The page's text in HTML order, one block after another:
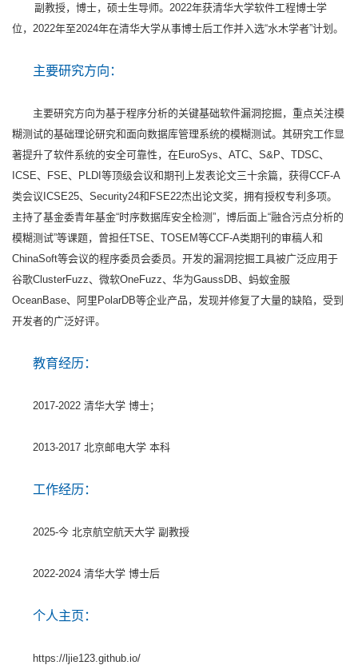
副教授，博士，硕士生导师。2022年获清华大学软件工程博士学
位，2022年至2024年在清华大学从事博士后工作并入选“水木学者”计划。
主要研究方向：
主要研究方向为基于程序分析的关键基础软件漏洞挖掘，重点关注模
糊测试的基础理论研究和面向数据库管理系统的模糊测试。其研究工作显
著提升了软件系统的安全可靠性，在EuroSys、ATC、S&P、TDSC、
ICSE、FSE、PLDI等顶级会议和期刊上发表论文三十余篇，获得CCF-A
类会议ICSE25、Security24和FSE22杰出论文奖，拥有授权专利多项。
主持了基金委青年基金“时序数据库安全检测”，博后面上“融合污点分析的
模糊测试”等课题，曾担任TSE、TOSEM等CCF-A类期刊的审稿人和
ChinaSoft等会议的程序委员会委员。开发的漏洞挖掘工具被广泛应用于
谷歌ClusterFuzz、微软OneFuzz、华为GaussDB、蚂蚁金服
OceanBase、阿里PolarDB等企业产品，发现并修复了大量的缺陷，受到
开发者的广泛好评。
教育经历：
2017-2022 清华大学 博士；
2013-2017 北京邮电大学 本科
工作经历：
2025-今 北京航空航天大学 副教授
2022-2024 清华大学 博士后
个人主页：
https://ljie123.github.io/